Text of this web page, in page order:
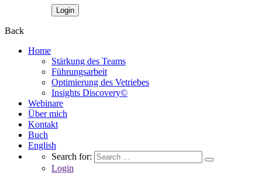
Back
Home
Stärkung des Teams
Führungsarbeit
Optimierung des Vetriebes
Insights Discovery©
Webinare
Über mich
Kontakt
Buch
English
Search for:
Login